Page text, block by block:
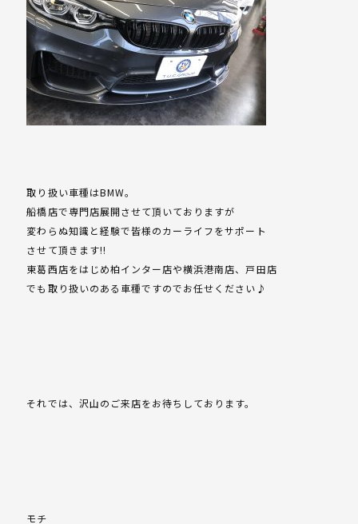
取り扱い車種はBMW。
船橋店で専門店展開させて頂いておりますが
変わらぬ知識と経験で皆様のカーライフをサポート
させて頂きます!!
東葛西店をはじめ柏インター店や横浜港南店、戸田店
でも取り扱いのある車種ですのでお任せください♪
それでは、沢山のご来店をお待ちしております。
モチ